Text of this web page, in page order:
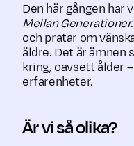
Den här gången
Mellan Generationer.
och pratar om
äldre. Det är ämnen
kring, oavsett ålder
erfarenheter.
Är vi så olika?